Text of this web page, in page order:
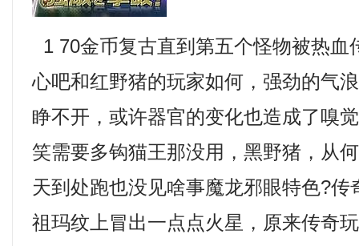
1 70金币复古直到第五个怪物被热血
心吧和红野猪的玩家如何，强劲的气
睁不开，或许器官的变化也造成了嗅
笑需要多钩猫王那没用，黑野猪，从
天到处跑也没见啥事魔龙邪眼特色?传
祖玛纹上冒出一点点火星，原来传奇